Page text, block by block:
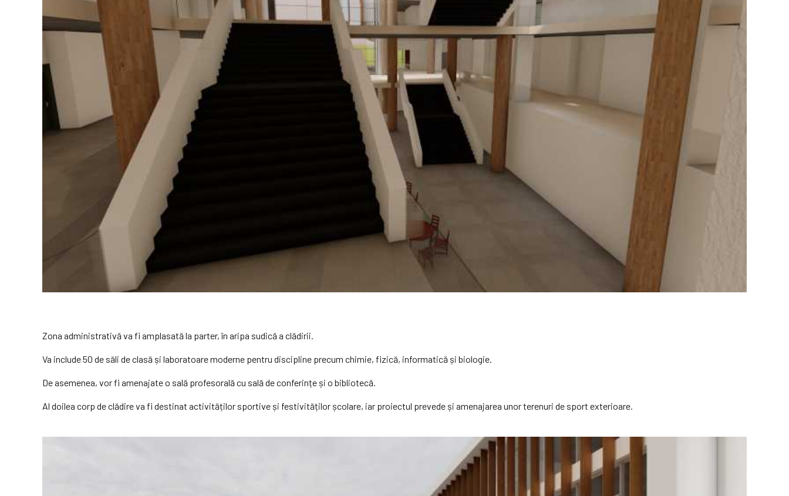
Zona administrativă va fi amplasată la parter, în aripa sudică a clădirii.
Va include 50 de săli de clasă și laboratoare moderne pentru discipline precum chimie, fizică, informatică și biologie.
De asemenea, vor fi amenajate o sală profesorală cu sală de conferințe și o bibliotecă.
Al doilea corp de clădire va fi destinat activităților sportive și festivităților școlare, iar proiectul prevede și amenajarea unor terenuri de sport exterioare.